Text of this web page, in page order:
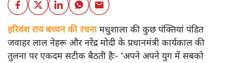
हरिवंश राय बच्चन की रचनामधुशाला की कुछ पंक्तियां पंडित
जवाहर लाल नेहरू और नरेंद्र मोदी के प्रधानमंत्री कार्यकाल की
तुलना पर एकदम सटीक बैठती हैः- ‘अपने अपने युग में सबको